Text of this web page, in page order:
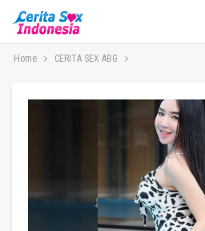
Home CERITA SEX ABG